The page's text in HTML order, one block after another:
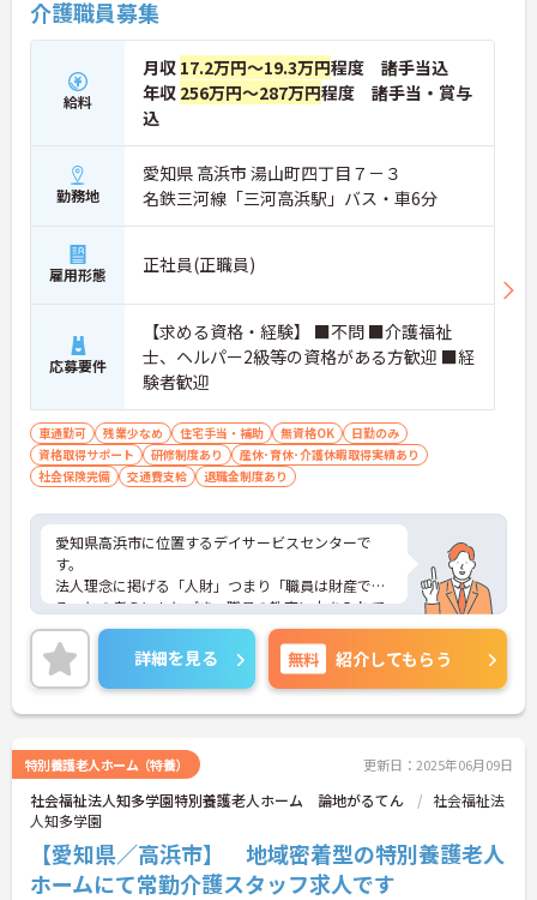
介護職員募集
給料
月収 17.2万円～19.3万円程度 諸手当込
年収 256万円～287万円程度 諸手当・賞与
込
勤務地
愛知県 高浜市 湯山町四丁目７－３
名鉄三河線「三河高浜駅」バス・車6分
雇用形態 正社員(正職員)
応募要件
【求める資格・経験】 ■不問 ■介護福祉
士、ヘルパー2級等の資格がある方歓迎 ■経
験者歓迎
車通勤可 残業少なめ 住宅手当・補助 無資格OK
日勤のみ
資格取得サポート
研修制度あり
産休･育休･介護休暇取得実績あり
社会保険完備
交通費支給 退職金制度あり
愛知県高浜市に位置するデイサービスセンターで
す。
法人理念に掲げる「人財」つまり「職員は財産であ
る」との考えにもとづき、職員の教育に力を入れて
います。
利用者の皆さまに寄りそい、職員同士助け合い、支
え合う温かな雰囲気の職場となっています。
ご興味のある方はお気軽にご相談ください。
詳細を見る 無料 紹介してもらう
特別養護老人ホーム（特養） 更新日：2025年06月09日
社会福祉法人知多学園特別養護老人ホーム 論地がるてん
社会福祉法
人知多学園
【愛知県／高浜市】 地域密着型の特別養護老人
ホームにて常勤介護スタッフ求人です